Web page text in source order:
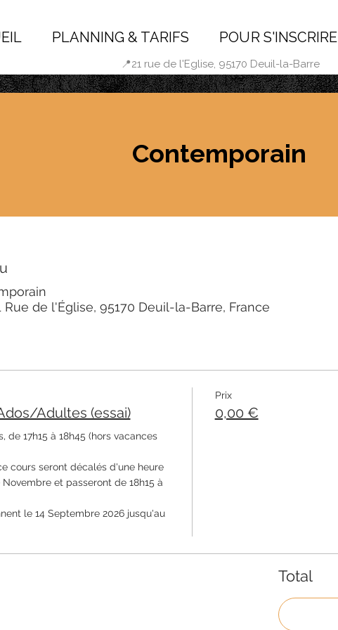
PLANNING & TARIFS POUR S'INSCRIRE
📍21 rue de l'Eglise, 95170 Deuil-la-Barre
Contemporain
Rue de l'Église, 95170 Deuil-la-Barre, France
Adultes (essai)
de 17h15 à 18h45 (hors vacances
cours seront décalés d'une heure
et passeront de 18h15 à
le 14 Septembre 2026 jusqu'au
Prix
0,00 €
Total